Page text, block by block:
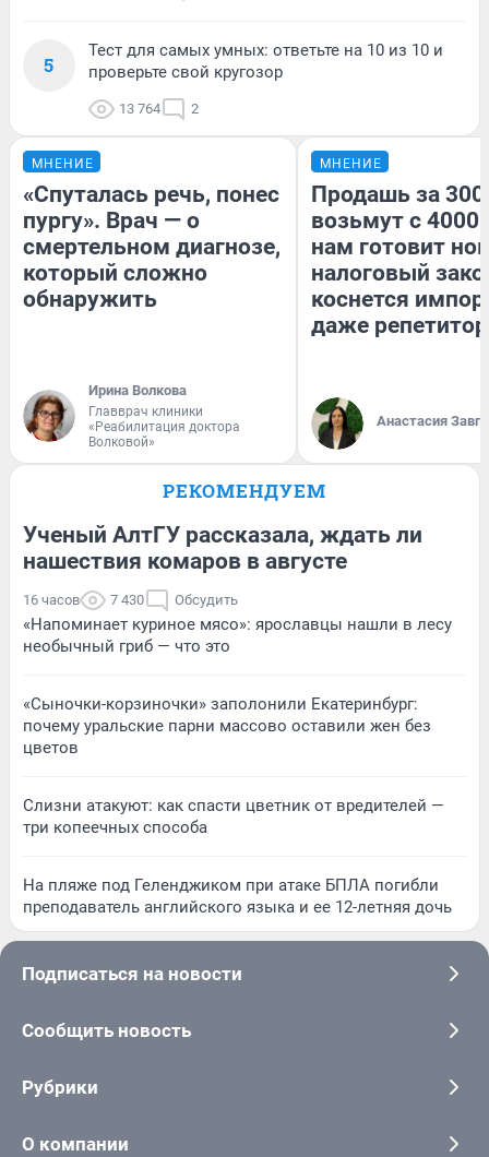
5
Тест для самых умных: ответьте на 10 из 10 и
проверьте свой кругозор
13 764 2
МНЕНИЕ
«Спуталась речь, понес
пургу». Врач — о
смертельном диагнозе,
который сложно
обнаружить
Ирина Волкова
Главврач клиники
«Реабилитация доктора
Волковой»
МНЕНИЕ
Продашь за
возьмут с
нам готовит
налоговый
коснется
даже
Анастасия
РЕКОМЕНДУЕМ
Ученый АлтГУ рассказала, ждать ли
нашествия комаров в августе
16 часов 7 430 Обсудить
«Напоминает куриное мясо»: ярославцы нашли в лесу
необычный гриб — что это
«Сыночки-корзиночки» заполонили Екатеринбург:
почему уральские парни массово оставили жен без
цветов
Слизни атакуют: как спасти цветник от вредителей —
три копеечных способа
На пляже под Геленджиком при атаке БПЛА погибли
преподаватель английского языка и ее 12-летняя дочь
Подписаться на новости
Сообщить новость
Рубрики
О компании